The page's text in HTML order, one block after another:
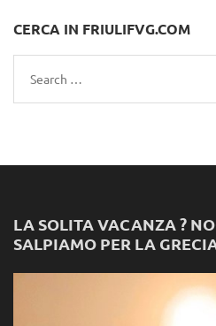
CERCA IN FRIULIFVG.COM
Search
for:
LA SOLITA VACANZA ?
SALPIAMO PER LA